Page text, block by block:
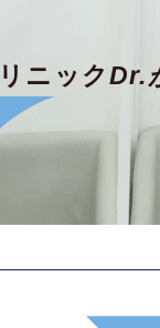
ニックDr.